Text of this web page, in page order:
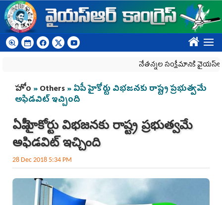
Skip to main content
????
నేతన్నల సంక్షేమానికి వైయ‌స్ఆర్‌సీపీ
You are here
హోం »Others» ఏపీ హైకోర్టు విభజనకు రాష్ట్ర ప్రభుత్వమే
అఫిడవిట్‌ ఇచ్చింది
ఏపీ హైకోర్టు విభజనకు రాష్ట్ర ప్రభుత్వమే
అఫిడవిట్‌ ఇచ్చింది
28 Dec 2018 5:34 PM